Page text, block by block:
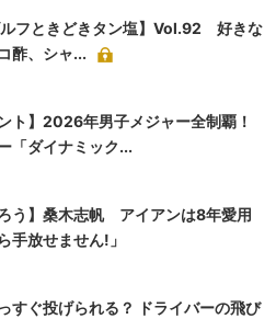
ルフときどきタン塩】Vol.92 好きな
酢、シャ...
ト】2026年男子メジャー全制覇！
「ダイナミック...
ろう】桑木志帆 アイアンは8年愛用
手放せません!」
すぐ投げられる？ ドライバーの飛び